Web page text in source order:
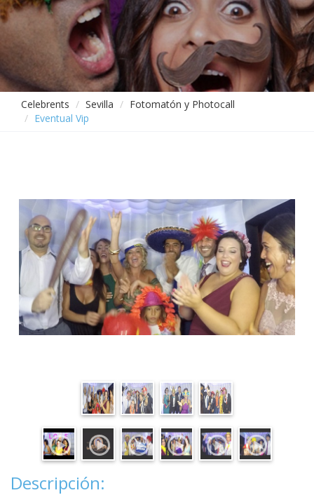
Celebrents Sevilla
Fotomatón y Photocall
Eventual Vip
Descripción: